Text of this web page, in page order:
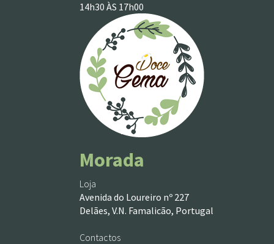
14h30 ÀS 17h00
Morada
Loja
Avenida do Loureiro nº 227
Delães, V.N. Famalicão, Portugal
Contactos